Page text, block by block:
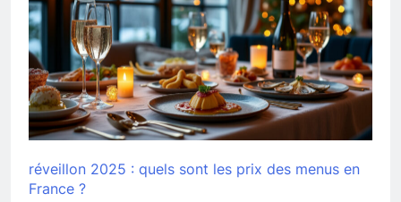
réveillon 2025 : quels sont les prix des menus en
France ?